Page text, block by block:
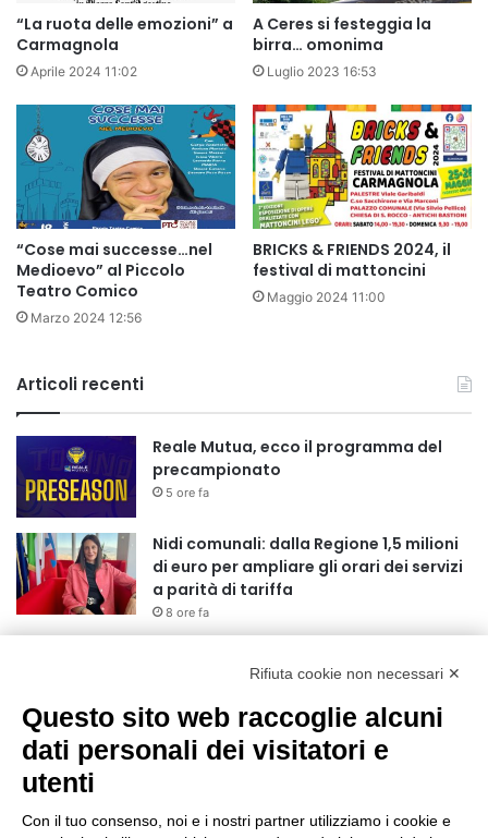
“La ruota delle emozioni” a
Carmagnola
Aprile 2024 11:02
A Ceres si festeggia la
birra… omonima
Luglio 2023 16:53
“Cose mai successe…nel
Medioevo” al Piccolo
Teatro Comico
Marzo 2024 12:56
BRICKS & FRIENDS 2024, il
festival di mattoncini
Maggio 2024 11:00
Articoli recenti
Reale Mutua, ecco il programma del
precampionato
5 ore fa
Nidi comunali: dalla Regione 1,5 milioni
di euro per ampliare gli orari dei servizi
a parità di tariffa
8 ore fa
collegamenti verso la collina
Sauze d’Oulx: il secondo weekend di
9 ore fa
Rifiuta cookie non necessari ✕
Questo sito web raccoglie alcuni
dati personali dei visitatori e
utenti
Con il tuo consenso, noi e i nostri partner utilizziamo i cookie e